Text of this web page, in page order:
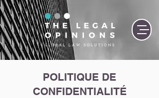
POLITIQUE DE
CONFIDENTIALITÉ